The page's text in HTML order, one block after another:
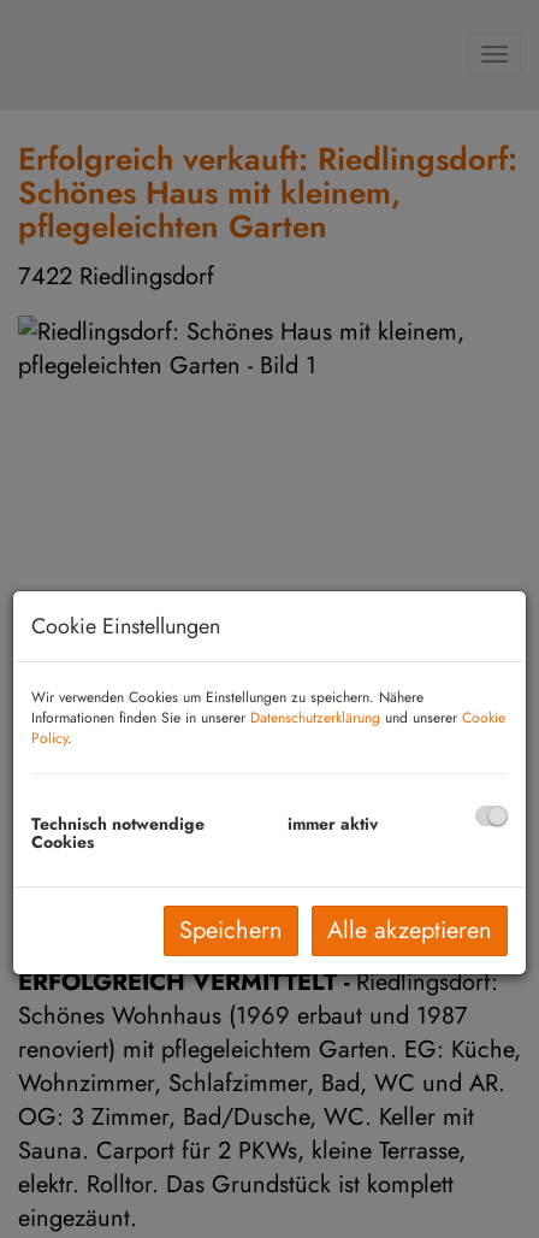
Erfolgreich verkauft: Riedlingsdorf:
Schönes Haus mit kleinem,
pflegeleichten Garten
7422 Riedlingsdorf
Beschreibung
ERFOLGREICH VERMITTELT -Riedlingsdorf:
Schönes Wohnhaus (1969 erbaut und 1987
renoviert) mit pflegeleichtem Garten. EG: Küche,
Wohnzimmer, Schlafzimmer, Bad, WC und AR.
OG: 3 Zimmer, Bad/Dusche, WC. Keller mit
Sauna. Carport für 2 PKWs, kleine Terrasse,
elektr. Rolltor. Das Grundstück ist komplett
eingezäunt.
Cookie Einstellungen
Wir verwenden Cookies um Einstellungen zu speichern. Nähere
Informationen finden Sie in unserer Datenschutzerklärung und unserer Cookie
Policy.
Technisch notwendige
Cookies
immer aktiv
Speichern Alle akzeptieren